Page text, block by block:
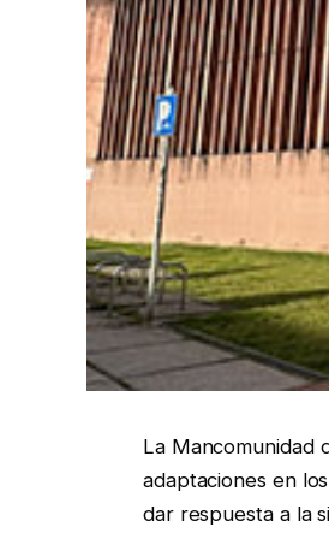
La Mancomunidad
adaptaciones en
dar respuesta a la